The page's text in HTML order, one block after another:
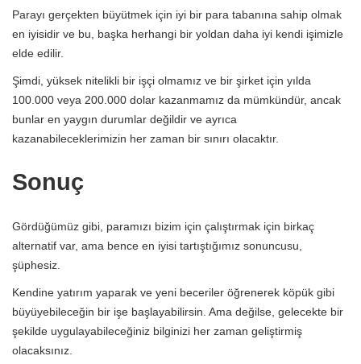
Parayı gerçekten büyütmek için iyi bir para tabanına sahip olmak
en iyisidir ve bu, başka herhangi bir yoldan daha iyi kendi işimizle
elde edilir.
Şimdi, yüksek nitelikli bir işçi olmamız ve bir şirket için yılda
100.000 veya 200.000 dolar kazanmamız da mümkündür, ancak
bunlar en yaygın durumlar değildir ve ayrıca
kazanabileceklerimizin her zaman bir sınırı olacaktır.
Sonuç
Gördüğümüz gibi, paramızı bizim için çalıştırmak için birkaç
alternatif var, ama bence en iyisi tartıştığımız sonuncusu,
şüphesiz.
Kendine yatırım yaparak ve yeni beceriler öğrenerek köpük gibi
büyüyebileceğin bir işe başlayabilirsin. Ama değilse, gelecekte bir
şekilde uygulayabileceğiniz bilginizi her zaman geliştirmiş
olacaksınız.